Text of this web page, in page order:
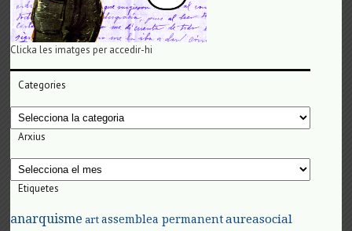
Clicka les imatges per accedir-hi
Categories
Categories
Arxius
Arxius
Etiquetes
anarquisme art assemblea permanent aureasocial